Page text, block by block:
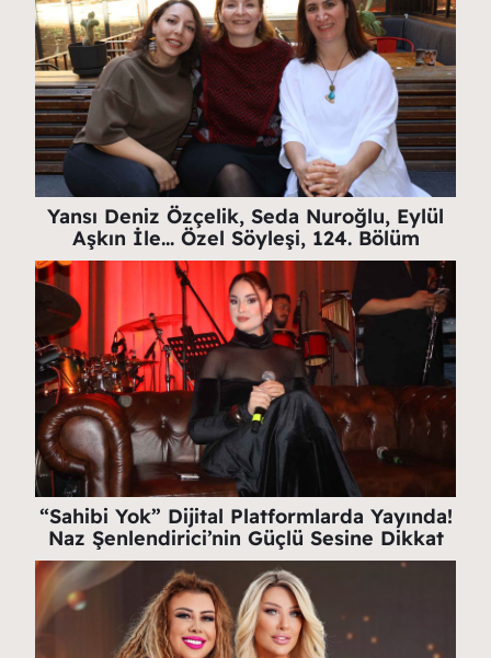
Yansı Deniz Özçelik, Seda Nuroğlu, Eylül
Aşkın İle… Özel Söyleşi, 124. Bölüm
“Sahibi Yok” Dijital Platformlarda Yayında!
Naz Şenlendirici’nin Güçlü Sesine Dikkat